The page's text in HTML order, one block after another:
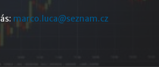
marco.luca@seznam.cz